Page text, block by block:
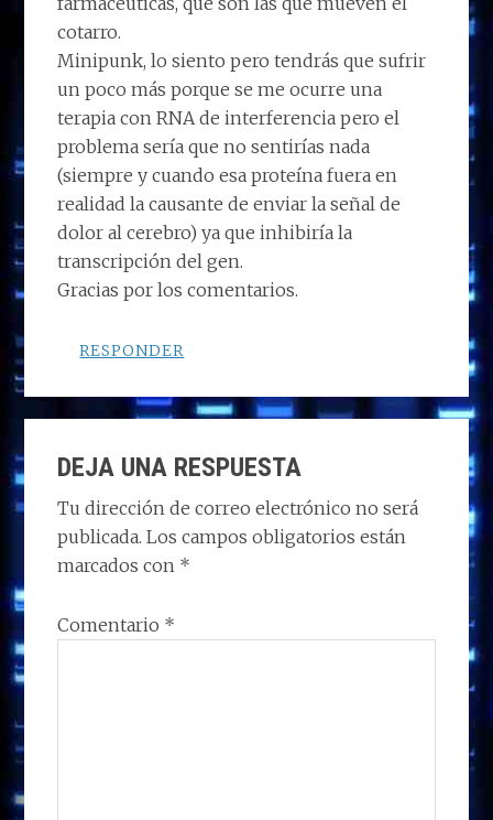
cotarro.
Minipunk, lo siento pero tendrás que sufrir
un poco más porque se me ocurre una
terapia con RNA de interferencia pero el
problema sería que no sentirías nada
(siempre y cuando esa proteína fuera en
realidad la causante de enviar la señal de
dolor al cerebro) ya que inhibiría la
transcripción del gen.
Gracias por los comentarios.
RESPONDER
DEJA UNA RESPUESTA
Tu dirección de correo electrónico no será
publicada. Los campos obligatorios están
marcados con *
Comentario *